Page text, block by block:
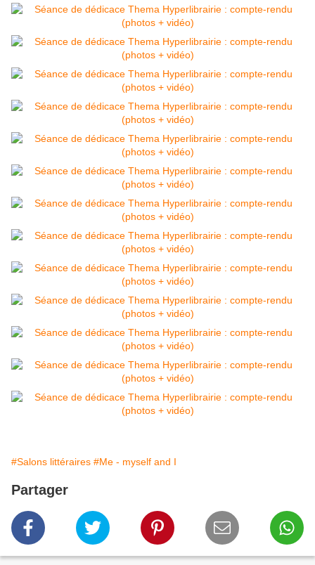
#Salons littéraires #Me - myself and I
Partager